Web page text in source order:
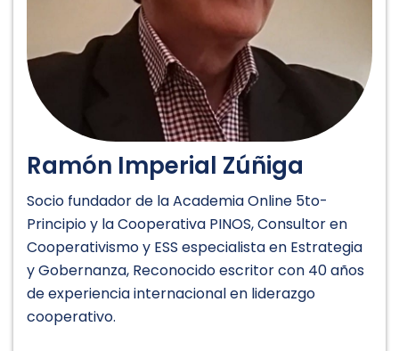
Ramón Imperial Zúñiga
Socio fundador de la Academia Online 5to-
Principio y la Cooperativa PINOS, Consultor en
Cooperativismo y ESS especialista en Estrategia
y Gobernanza, Reconocido escritor con 40 años
de experiencia internacional en liderazgo
cooperativo.